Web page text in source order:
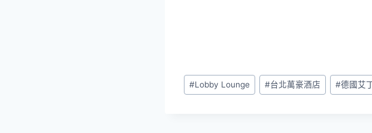
Post
Tags:
#Lobby Lounge #台北萬豪酒店 #德國艾